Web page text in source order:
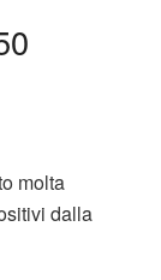
molta
dalla